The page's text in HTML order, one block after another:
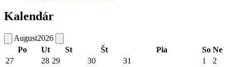
Kalendár
August2026
Po
Ut St Št Pia So Ne
27
28 29 30 31 1 2